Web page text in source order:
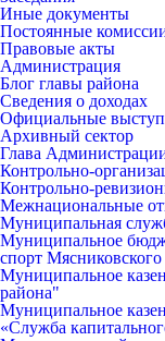
Иные документы
Постоянные
Правовые акты
Администрация
Блог главы района
Сведения о доходах
Официальные
Архивный сектор
Глава
Контрольно-
Контрольно-
Межнациональные
Муниципальная
Муниципальное
спорт
Муниципальное
района"
Муниципальное
«Служба